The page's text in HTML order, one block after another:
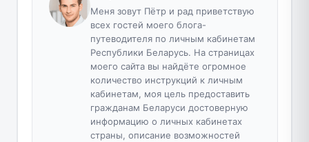
Меня зовут Пётр и рад приветствую
всех гостей моего блога-
путеводителя по личным кабинетам
Республики Беларусь. На страницах
моего сайта вы найдёте огромное
количество инструкций к личным
кабинетам, моя цель предоставить
гражданам Беларуси достоверную
информацию о личных кабинетах
страны, описание возможностей